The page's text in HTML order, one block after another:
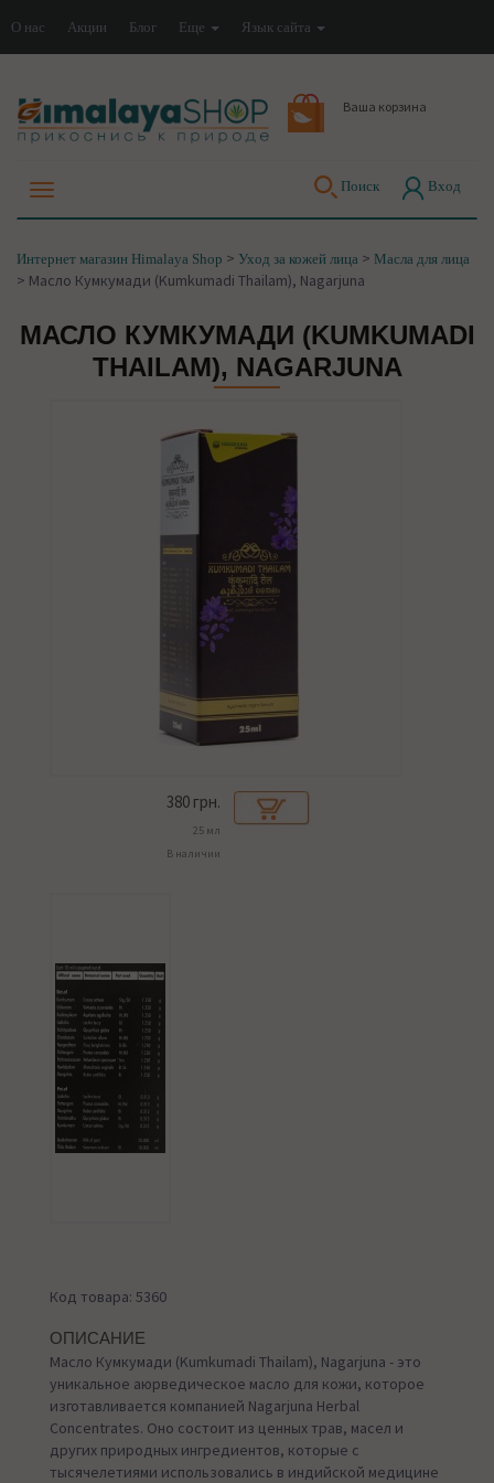
О нас Акции Блог Еще Язык сайта
Ваша корзина
Поиск Вход
Интернет магазин Himalaya Shop > Уход за кожей лица > Масла для лица
> Масло Кумкумади (Kumkumadi Thailam), Nagarjuna
МАСЛО КУМКУМАДИ (KUMKUMADI
THAILAM), NAGARJUNA
380 грн.
25 мл
В наличии
Код товара: 5360
ОПИСАНИЕ
Масло Кумкумади (Kumkumadi Thailam), Nagarjuna - это
уникальное аюрведическое масло для кожи, которое
изготавливается компанией Nagarjuna Herbal
Concentrates. Оно состоит из ценных трав, масел и
других природных ингредиентов, которые с
тысячелетиями использовались в индийской медицине